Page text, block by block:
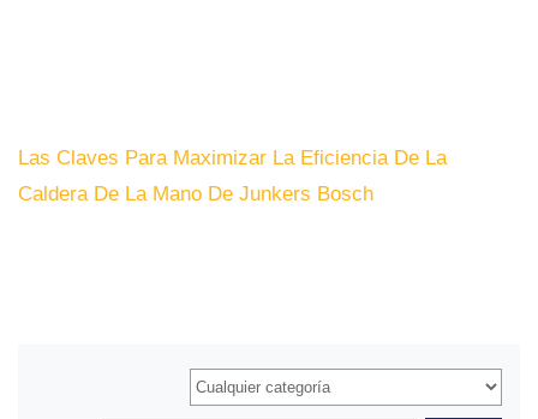
Las Claves Para Maximizar La Eficiencia De La
Caldera De La Mano De Junkers Bosch